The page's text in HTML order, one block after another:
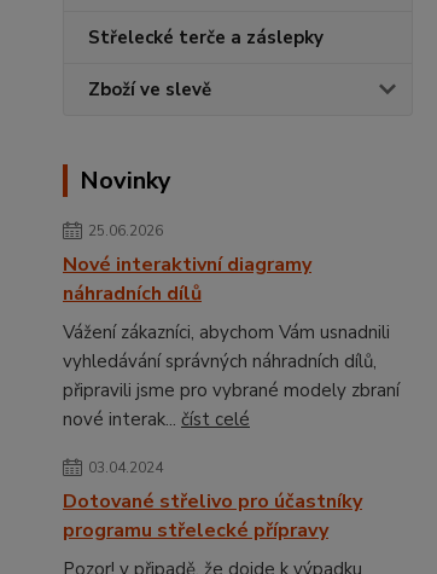
Střelecké terče a záslepky
Zboží ve slevě
Novinky
25.06.2026
Nové interaktivní diagramy
náhradních dílů
Vážení zákazníci, abychom Vám usnadnili
vyhledávání správných náhradních dílů,
připravili jsme pro vybrané modely zbraní
nové interak... číst celé
03.04.2024
Dotované střelivo pro účastníky
programu střelecké přípravy